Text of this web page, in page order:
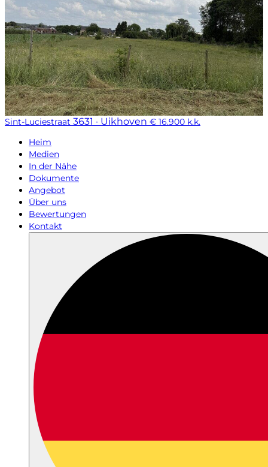
Sint-Luciestraat 3631 · Uikhoven € 16.900 k.k.
Heim
Medien
In der Nähe
Dokumente
Angebot
Über uns
Bewertungen
Kontakt